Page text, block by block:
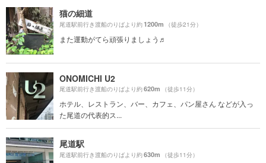
猫の細道
尾道駅前行き渡船のりばより約1200m （徒歩21分）
また運動がてら頑張りましょう♬
ONOMICHI U2
尾道駅前行き渡船のりばより約620m （徒歩11分）
ホテル、レストラン、バー、カフェ、パン屋さん などが入っ
た尾道の代表的ス...
尾道駅
尾道駅前行き渡船のりばより約630m （徒歩11分）